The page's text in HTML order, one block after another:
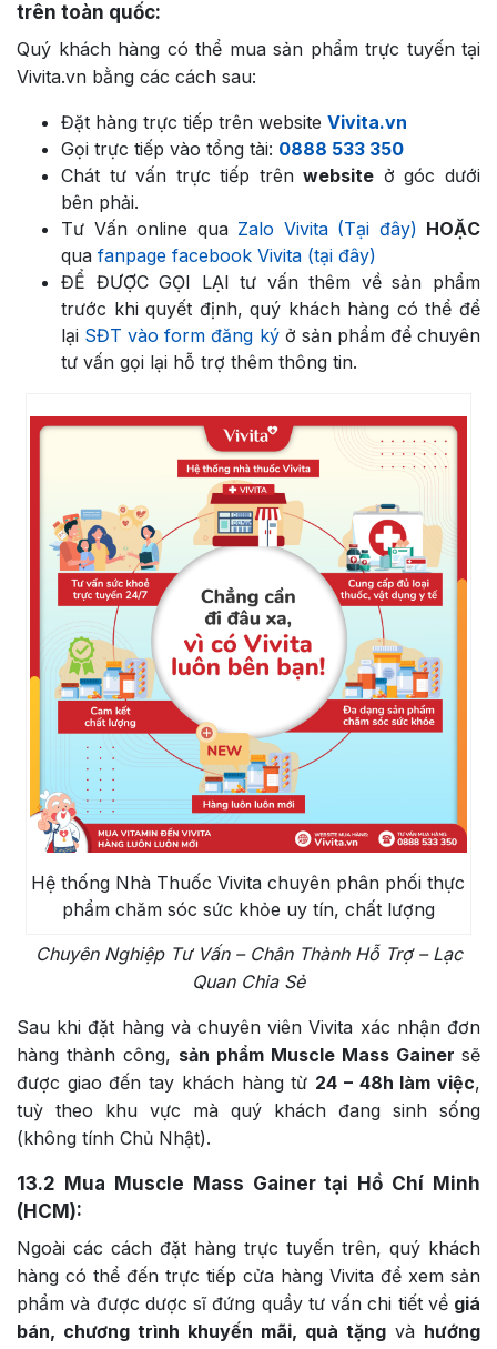
trên toàn quốc:
Quý khách hàng có thể mua sản phẩm trực tuyến tại
Vivita.vn bằng các cách sau:
Đặt hàng trực tiếp trên website Vivita.vn
Gọi trực tiếp vào tổng tài: 0888 533 350
Chát tư vấn trực tiếp trênwebsite ở góc dưới
bên phải.
Tư Vấn online quaZalo Vivita (Tại đây) HOẶC
qua fanpage facebook Vivita (tại đây)
ĐỂ ĐƯỢC GỌI LẠI tư vấn thêm về sản phẩm
trước khi quyết định, quý khách hàng có thể để
lại SĐT vào form đăng kýở sản phẩm để chuyên
tư vấn gọi lại hỗ trợ thêm thông tin.
Hệ thống Nhà Thuốc Vivita chuyên phân phối thực
phẩm chăm sóc sức khỏe uy tín, chất lượng
Chuyên Nghiệp Tư Vấn – Chân Thành Hỗ Trợ – Lạc
Quan Chia Sẻ
Sau khi đặt hàng và chuyên viên Vivita xác nhận đơn
hàng thành công, sản phẩm Muscle Mass Gainer sẽ
được giao đến tay khách hàng từ 24 – 48h làm việc,
tuỳ theo khu vực mà quý khách đang sinh sống
(không tính Chủ Nhật).
13.2 Mua Muscle Mass Gainer tại Hồ Chí Minh
(HCM):
Ngoài các cách đặt hàng trực tuyến trên, quý khách
hàng có thể đến trực tiếp cửa hàng Vivita để xem sản
phẩm và được dược sĩ đứng quầy tư vấn chi tiết về giá
bán, chương trình khuyến mãi, quà tặng và hướng